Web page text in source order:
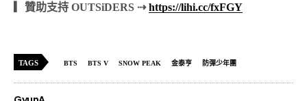
▎贊助支持 OUTSiDERS ⇢https://lihi.cc/fxFGY
TAGS BTS BTS V SNOW PEAK 金泰亨 防彈少年團